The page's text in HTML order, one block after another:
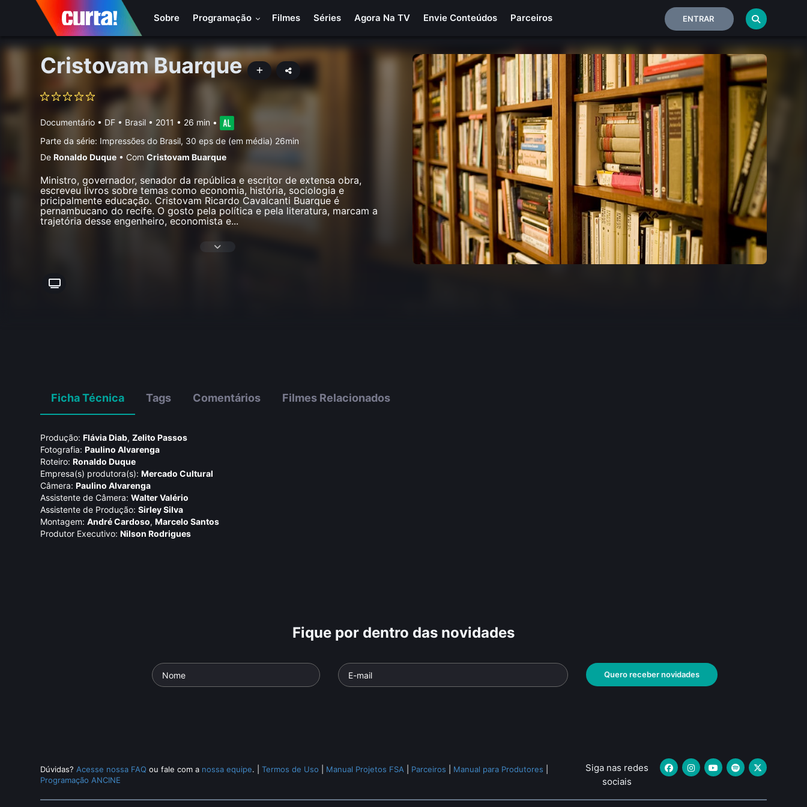
Sobre Programação Filmes Séries Agora Na TV Envie Conteúdos Parceiros ENTRAR
Cristovam Buarque
Documentário • DF • Brasil • 2011 • 26 min •
Parte da série: Impressões do Brasil, 30 eps de (em média) 26min
DeRonaldo Duque • ComCristovam Buarque
Ministro, governador, senador da república e escritor de extensa obra,
escreveu livros sobre temas como economia, história, sociologia e
pricipalmente educação. Cristovam Ricardo Cavalcanti Buarque é
pernambucano do recife. O gosto pela política e pela literatura, marcam a
trajetória desse engenheiro, economista e...
Ficha Técnica Tags Comentários Filmes Relacionados
Produção: Flávia Diab,Zelito Passos
Fotografia: Paulino Alvarenga
Roteiro: Ronaldo Duque
Empresa(s) produtora(s): Mercado Cultural
Câmera: Paulino Alvarenga
Assistente de Câmera: Walter Valério
Assistente de Produção: Sirley Silva
Montagem: André Cardoso,Marcelo Santos
Produtor Executivo: Nilson Rodrigues
Fique por dentro das novidades
Quero receber novidades
Dúvidas? Acesse nossa FAQ ou fale com a nossa equipe. |Termos de Uso Manual Projetos FSA Parceiros Manual para Produtores
Programação ANCINE
Siga nas redes
sociais